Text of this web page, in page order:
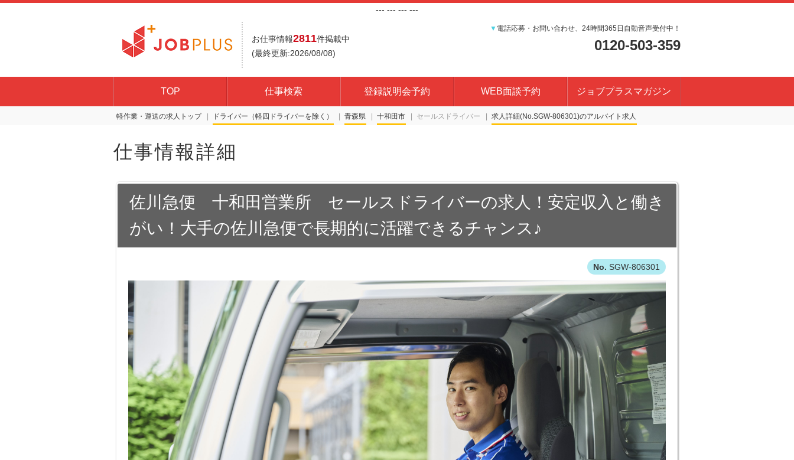
--- --- --- ---
お仕事情報2811件掲載中
(最終更新:2026/08/08)
▼ 電話応募・お問い合わせ、24時間365日自動音声受付中！
0120-503-359
TOP 仕事検索 登録説明会予約 WEB面談予約 ジョブプラスマガジン
軽作業・運送の求人トップ ドライバー（軽四ドライバーを除く） 青森県 十和田市 セールスドライバー 求人詳細(No.SGW-806301)
仕事情報詳細
佐川急便 十和田営業所 セールスドライバーの求人！安定収入と働き
がい！大手の佐川急便で長期的に活躍できるチャンス♪
SGW-806301